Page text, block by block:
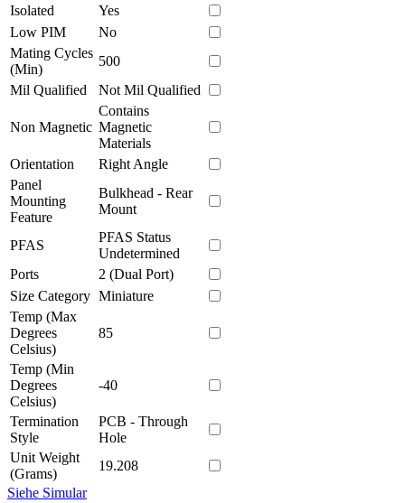
Isolated
Yes
Low PIM
No
Mating Cycles
(Min)
500
Mil Qualified
Not Mil Qualified
Non Magnetic
Contains
Magnetic
Materials
Orientation
Right Angle
Panel
Mounting
Feature
Bulkhead - Rear
Mount
PFAS
PFAS Status
Undetermined
Ports
2 (Dual Port)
Size Category Miniature
Temp (Max
Degrees
Celsius)
85
Temp (Min
Degrees
Celsius)
-40
Termination
Style
PCB - Through
Hole
Unit Weight
(Grams)
19.208
Siehe Simular